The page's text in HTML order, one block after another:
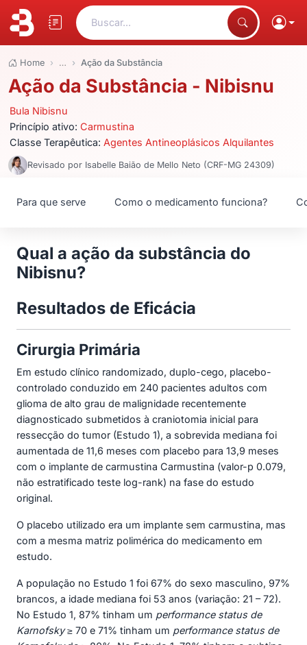
Buscar...
Home … Ação da Substância
Ação da Substância - Nibisnu
Bula Nibisnu
Princípio ativo:Carmustina
Classe Terapêutica: Agentes Antineoplásicos Alquilantes
Revisado por Isabelle Baião de Mello Neto (CRF-MG 24309)
Para que serve Como o medicamento funciona?
Qual a ação da substância do
Nibisnu?
Resultados de Eficácia
Cirurgia Primária
Em estudo clínico randomizado, duplo-cego, placebo-
controlado conduzido em 240 pacientes adultos com
glioma de alto grau de malignidade recentemente
diagnosticado submetidos à craniotomia inicial para
ressecção do tumor (Estudo 1), a sobrevida mediana foi
aumentada de 11,6 meses com placebo para 13,9 meses
com o implante de carmustina Carmustina (valor-p 0.079,
não estratificado teste log-rank) na fase do estudo
original.
O placebo utilizado era um implante sem carmustina, mas
com a mesma matriz polimérica do medicamento em
estudo.
A população no Estudo 1 foi 67% do sexo masculino, 97%
brancos, a idade mediana foi 53 anos (variação: 21 – 72).
No Estudo 1, 87% tinham um performance status de
Karnofsky≥ 70 e 71% tinham um performance status de